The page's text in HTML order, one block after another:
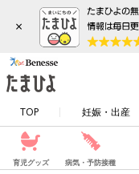
×
TOP 妊娠・出産
育児グッズ 病気・予防接種